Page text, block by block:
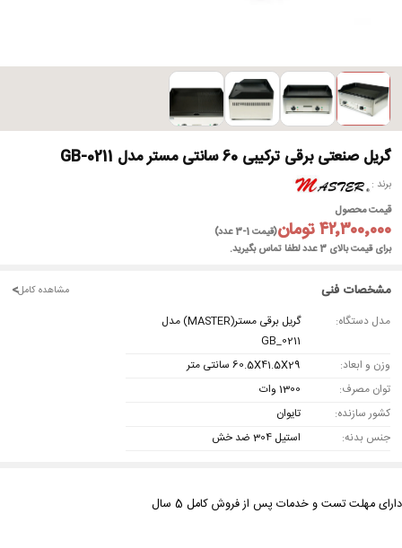
گریل صنعتی برقی ترکیبی 60 سانتی مستر مدل GB-0211
برند
قیمت محصول
۴۲٬۳۰۰٬۰۰۰ تومان
(قیمت 1-3 عدد)
برای قیمت بالای 3 عدد لطفا تماس بگیرید.
مشخصات فنی مشاهده کامل<
مدل دستگاه:
گریل برقی مستر(MASTER) مدل
GB_0211
وزن و ابعاد:
60.5X41.5X29 سانتی متر
توان مصرف:
1300 وات
کشور سازنده:
تایوان
جنس بدنه:
استیل 304 ضد خش
دارای مهلت تست و خدمات پس از فروش کامل 5 سال